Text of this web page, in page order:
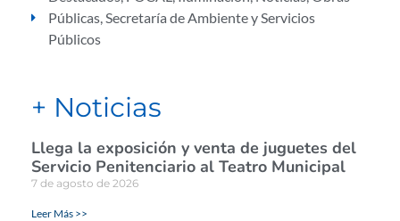
Públicas Secretaría de Ambiente y Servicios
Públicos
+ Noticias
Llega la exposición y venta de juguetes del
Servicio Penitenciario al Teatro Municipal
7 de agosto de 2026
Leer Más >>